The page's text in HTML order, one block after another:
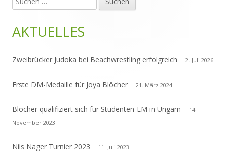
Seitenleiste
nach:
AKTUELLES
Zweibrücker Judoka bei Beachwrestling erfolgreich 2. Juli 2026
Erste DM-Medaille für Joya Blöcher 21. März 2024
Blöcher qualifiziert sich für Studenten-EM in Ungarn
14.
November 2023
Nils Nager Turnier 2023 11. Juli 2023